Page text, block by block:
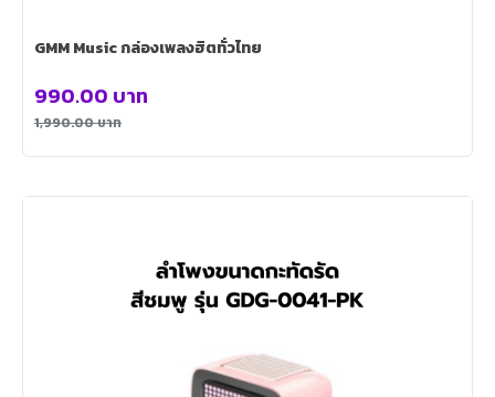
GMM Music กล่องเพลงฮิตทั่วไทย
1,990.00บาท
990.00 บาท